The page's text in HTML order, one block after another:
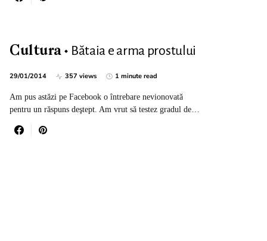
Cultura Bătaia e arma prostului
29/01/2014 357 views 1 minute read
Am pus astăzi pe Facebook o întrebare nevionovată
pentru un răspuns deştept. Am vrut să testez gradul de…